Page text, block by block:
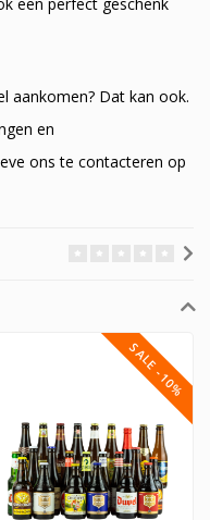
aankomen? Dat kan ook.
en
ons te contacteren op
SALE -10%